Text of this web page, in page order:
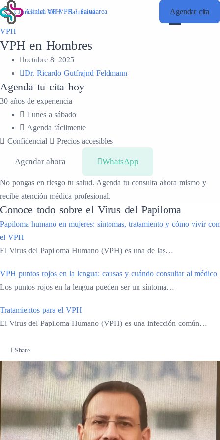
Clínica del VPH · Saludarea Agendar cita
Clínica del VPH · Saludarea Agendar cita
VPH
VPH en Hombres
octubre 8, 2025
Dr. Ricardo Gutfrajnd Feldmann
Agenda tu cita hoy
30 años de experiencia
Lunes a sábado
Agenda fácilmente
Confidencial
Precios accesibles
Agendar ahora WhatsApp
No pongas en riesgo tu salud. Agenda tu consulta ahora mismo y
recibe atención médica profesional.
Conoce todo sobre el Virus del Papiloma
Papiloma humano en mujeres: síntomas, tratamiento y cómo vivir con
el VPH
El Virus del Papiloma Humano (VPH) es una de las…
VPH puntos rojos en la lengua: causas y cuándo consultar al médico
Los puntos rojos en la lengua pueden ser un síntoma…
Tratamientos para el VPH
El Virus del Papiloma Humano (VPH) es una infección común…
Share